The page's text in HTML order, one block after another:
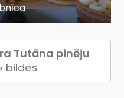
Tutāna pinēju
bildes